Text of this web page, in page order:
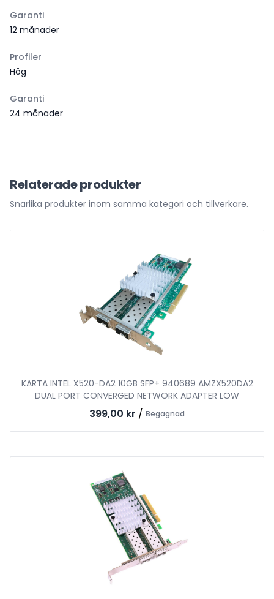
Garanti
12 månader
Profiler
Hög
Garanti
24 månader
Relaterade produkter
Snarlika produkter inom samma kategori och tillverkare.
KARTA INTEL X520-DA2 10GB SFP+ 940689 AMZX520DA2
DUAL PORT CONVERGED NETWORK ADAPTER LOW
399,00 kr / Begagnad